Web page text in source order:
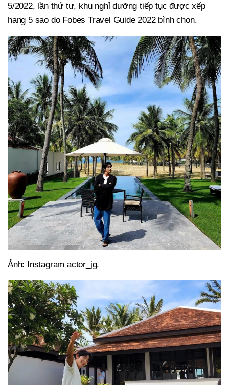
5/2022, lần thứ tư, khu nghỉ dưỡng tiếp tục được xếp
hạng 5 sao do Fobes Travel Guide 2022 bình chọn.
Ảnh: Instagram actor_jg.